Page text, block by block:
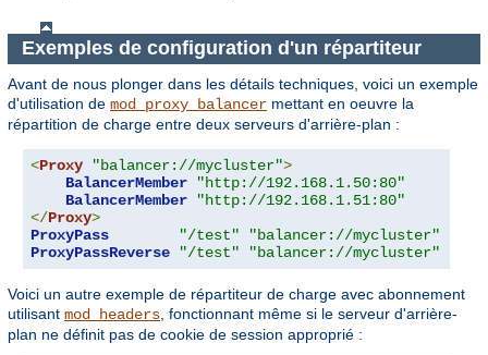
Exemples de configuration d'un répartiteur
Avant de nous plonger dans les détails techniques, voici un exemple
d'utilisation de mod_proxy_balancer mettant en oeuvre la
répartition de charge entre deux serveurs d'arrière-plan :
<Proxy "balancer://mycluster">
BalancerMember
"http://192.168.1.50:80"
BalancerMember
"http://192.168.1.51:80"
</Proxy>
ProxyPass
"/test"
"balancer://mycluster"
ProxyPassReverse
"/test" "balancer://mycluster"
Voici un autre exemple de répartiteur de charge avec abonnement
utilisant mod_headers , fonctionnant même si le serveur d'arrière-
plan ne définit pas de cookie de session approprié :